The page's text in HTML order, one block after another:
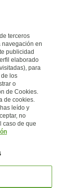
terceros
navegación en
publicidad
elaborado
para
los
o
de Cookies.
de cookies.
leído y
no
caso de que